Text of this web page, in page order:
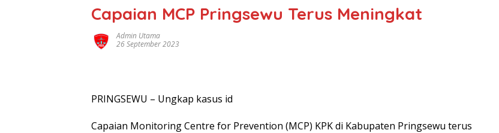
Capaian MCP Pringsewu Terus Meningkat
Admin Utama
26 September 2023
PRINGSEWU – Ungkap kasus id
Capaian Monitoring Centre for Prevention (MCP) KPK di Kabupaten Pringsewu terus